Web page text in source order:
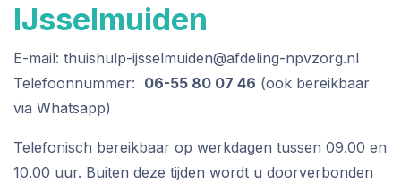
IJsselmuiden
E-mail: thuishulp-ijsselmuiden@afdeling-npvzorg.nl
Telefoonnummer: 06-55 80 07 46 (ook bereikbaar
via Whatsapp)
Telefonisch bereikbaar op werkdagen tussen 09.00 en
10.00 uur. Buiten deze tijden wordt u doorverbonden